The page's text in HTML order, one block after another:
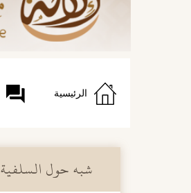
الرئيسية
شبه حول السلفية